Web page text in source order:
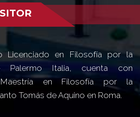
Licenciado en Filosofía por la
Palermo Italia, cuenta con
en Filosofía por la
Tomás de Aquino en Roma.